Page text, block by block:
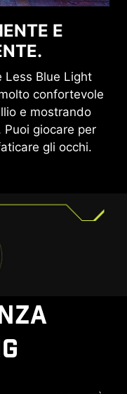
E
Less Blue Light
confortevole
e mostrando
giocare per
gli occhi.